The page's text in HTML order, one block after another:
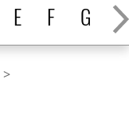
E F G H